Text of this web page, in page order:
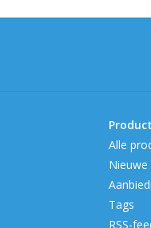
Alle
Tags
RSS-